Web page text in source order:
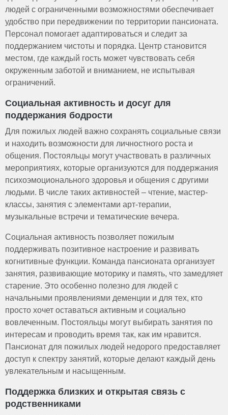
людей с ограниченными возможностями обеспечивает
удобство при передвижении по территории пансионата.
Персонал помогает адаптироваться и следит за
поддержанием чистоты и порядка. Центр становится
местом, где каждый гость может чувствовать себя
окруженным заботой и вниманием, не испытывая
ограничений.
Социальная активность и досуг для
поддержания бодрости
Для пожилых людей важно сохранять социальные связи
и находить возможности для личностного роста и
общения. Постояльцы могут участвовать в различных
мероприятиях, которые организуются для поддержания
психоэмоционального здоровья и общения с другими
людьми. В числе таких активностей – чтение, мастер-
классы, занятия с элементами арт-терапии,
музыкальные встречи и тематические вечера.
Социальная активность позволяет пожилым
поддерживать позитивное настроение и развивать
когнитивные функции. Команда пансионата организует
занятия, развивающие моторику и память, что замедляет
старение. Это особенно полезно для людей с
начальными проявлениями деменции и для тех, кто
просто хочет оставаться активным и социально
вовлеченным. Постояльцы могут выбирать занятия по
интересам и проводить время так, как им нравится.
Пансионат для пожилых людей недорого предоставляет
доступ к спектру занятий, которые делают каждый день
увлекательным и насыщенным.
Поддержка близких и открытая связь с
родственниками